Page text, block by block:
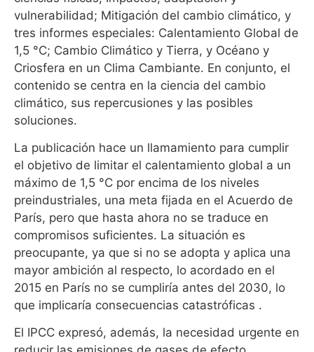
vulnerabilidad; Mitigación del cambio climático, y
tres informes especiales: Calentamiento Global de
1,5 °C; Cambio Climático y Tierra, y Océano y
Criosfera en un Clima Cambiante. En conjunto, el
contenido se centra en la ciencia del cambio
climático, sus repercusiones y las posibles
soluciones.
La publicación hace un llamamiento para cumplir
el objetivo de limitar el calentamiento global a un
máximo de 1,5 °C por encima de los niveles
preindustriales, una meta fijada en el Acuerdo de
París, pero que hasta ahora no se traduce en
compromisos suficientes. La situación es
preocupante, ya que si no se adopta y aplica una
mayor ambición al respecto, lo acordado en el
2015 en París no se cumpliría antes del 2030, lo
que implicaría consecuencias catastróficas .
El IPCC expresó, además, la necesidad urgente en